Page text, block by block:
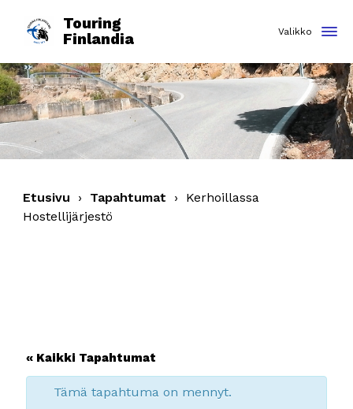
Touring
Finlandia
Etusivu › Tapahtumat › Kerhoillassa
Hostellijärjestö
« Kaikki Tapahtumat
Tämä tapahtuma on mennyt.